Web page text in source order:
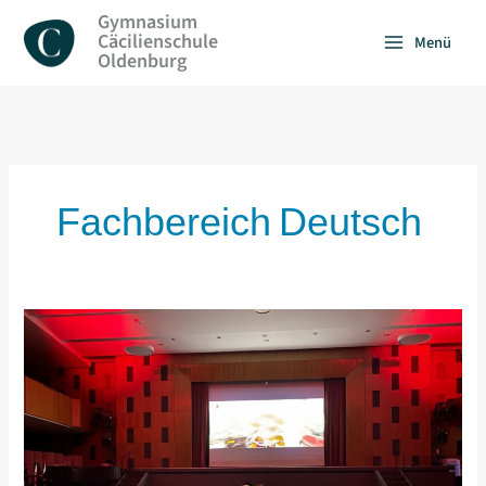
Inhalt
springen
Gymnasium
Cäcilienschule
Oldenburg
Menü
Fachbereich Deutsch